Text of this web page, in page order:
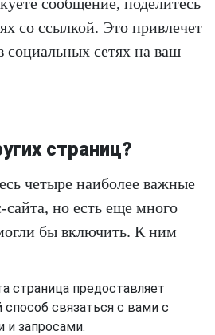
со ссылкой. Это привлечет
социальных сетях на ваш
страниц?
четыре наиболее важные
но есть еще много
бы включить. К ним
страница предоставляет
связаться с вами с
и запросами.